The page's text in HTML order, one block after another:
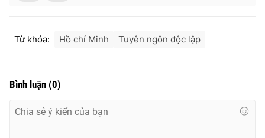
Theo dõi báo trên
Từ khóa: Hồ chí Minh Tuyên ngôn độc lập
Bình luận (0)